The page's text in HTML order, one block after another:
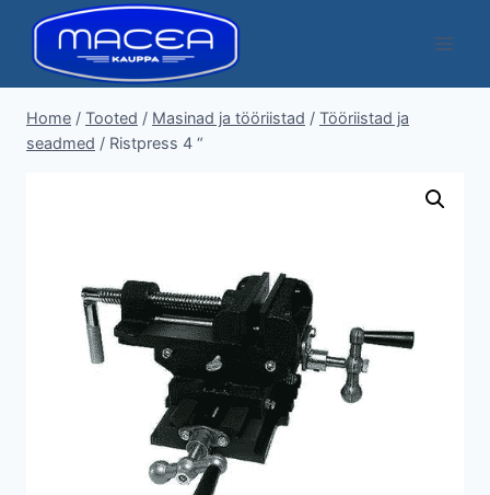
content
Home / Tooted / Masinad ja tööriistad / Tööriistad ja
seadmed / Ristpress 4 “